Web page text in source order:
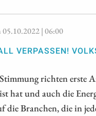
| 06:00
VERPASSEN!
richten erste
hat und auch die
die Branchen, die in